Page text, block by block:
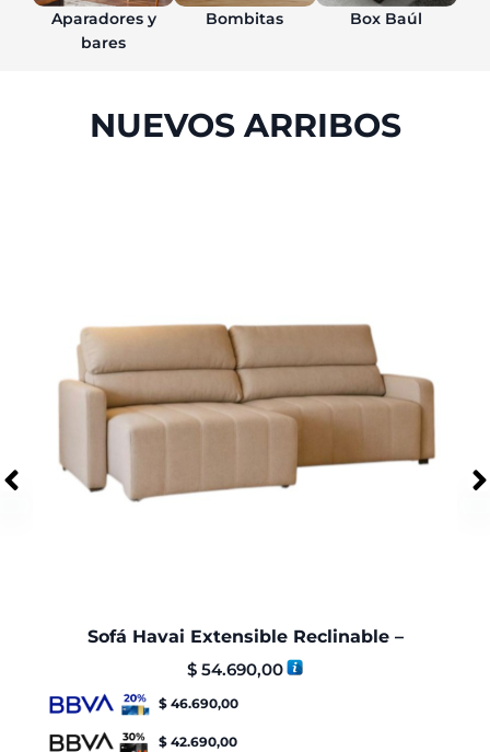
Aparadores y
bares
Bombitas Box Baúl
NUEVOS ARRIBOS
Sofá Havai Extensible Reclinable –
$ 54.690,00
$ 46.690,00
$ 42.690,00